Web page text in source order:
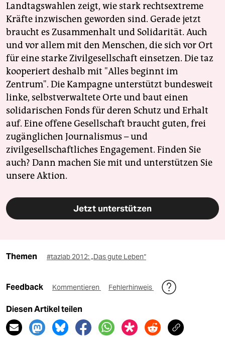
Landtagswahlen zeigt, wie stark rechtsextreme
Kräfte inzwischen geworden sind. Gerade jetzt
braucht es Zusammenhalt und Solidarität. Auch
und vor allem mit den Menschen, die sich vor Ort
für eine starke Zivilgesellschaft einsetzen. Die taz
kooperiert deshalb mit "Alles beginnt im
Zentrum". Die Kampagne unterstützt bundesweit
linke, selbstverwaltete Orte und baut einen
solidarischen Fonds für deren Schutz und Erhalt
auf. Eine offene Gesellschaft braucht guten, frei
zugänglichen Journalismus – und
zivilgesellschaftliches Engagement. Finden Sie
auch? Dann machen Sie mit und unterstützen Sie
unsere Aktion.
Jetzt unterstützen
Themen #tazlab 2012: „Das gute Leben“
Feedback Kommentieren Fehlerhinweis
Diesen Artikel teilen